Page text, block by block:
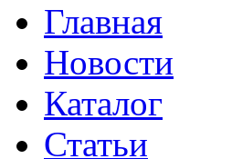
Главная
Новости
Каталог
Статьи